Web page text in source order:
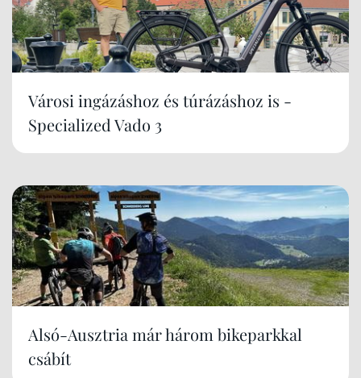
Városi ingázáshoz és túrázáshoz is -
Specialized Vado 3
Alsó-Ausztria már három bikeparkkal
csábít